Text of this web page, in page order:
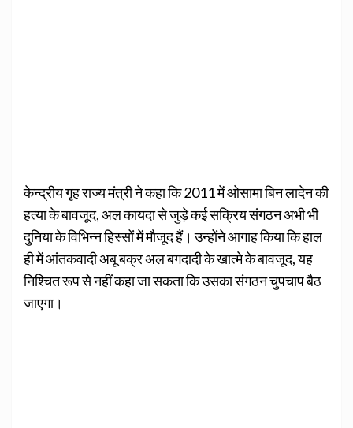
केन्‍द्रीय गृह राज्‍य मंत्री ने कहा कि 2011 में ओसामा बिन लादेन की
हत्या के बावजूद, अल कायदा से जुड़े कई सक्रिय संगठन अभी भी
दुनिया के विभिन्‍न हिस्सों में मौजूद हैं। उन्होंने आगाह किया कि हाल
ही में आंतकवादी अबू बक्र अल बगदादी के खात्मे के बावजूद, यह
निश्चित रूप से नहीं कहा जा सकता कि उसका संगठन चुपचाप बैठ
जाएगा।